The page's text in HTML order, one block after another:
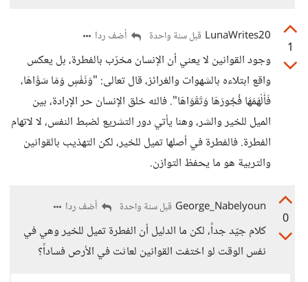
1
LunaWrites20 قبل سنة واحدة أضف ردا
وجود القوانين لا يعني أن الإنسان مخرّب بالفطرة، بل يعكس
واقع ابتلاءه بالشهوات والغرائز، قال تعالى: "وَنَفْسٍ وَمَا سَوَّاهَا،
فَأَلْهَمَهَا فُجُورَهَا وَتَقْوَاهَا". فالله خلق الإنسان حر الإرادة، بين
الميل للخير والشر، وهنا يأتي دور التشريع لضبط النفس، لا لاتهام
الفطرة. فالفطرة في أصلها تميل للخير، لكن التهذيب بالقوانين
والتربية هو ما يحفظ التوازن.
0
George_Nabelyoun قبل سنة واحدة أضف ردا
كلام جيّد جداً، لكن ما الدليل أن الفطرة تميل للخير وهي في
نفس الوقت لو اختفت القوانين لعاثت في الأرص فساداً؟